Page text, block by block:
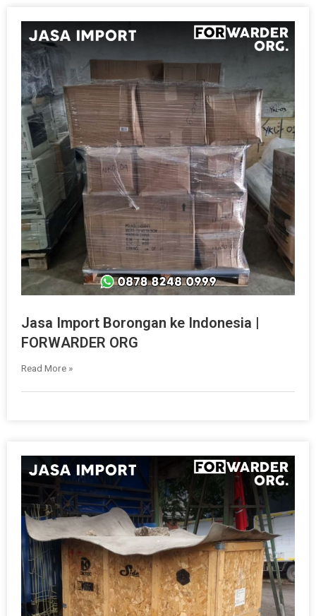
Jasa Import Borongan ke Indonesia |
FORWARDER ORG
Read More »